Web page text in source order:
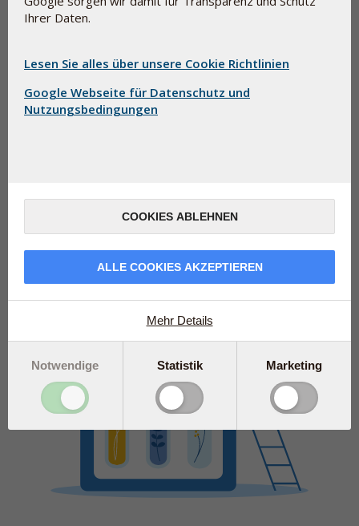
Hilfsstoffe und E-Nummern sind nicht unbedingt
gleichbedeutend mit synthetischer Chemie. Einige Beispiele
von Lebensmitteln ist, und Pektin (E-440), das
Ihrer Daten.
Lesen Sie alles über unsere Cookie Richtlinien
Google Webseite für Datenschutz und
Nutzungsbedingungen
COOKIES ABLEHNEN
ALLE COOKIES AKZEPTIEREN
Mehr Details
Notwendige Statistik Marketing